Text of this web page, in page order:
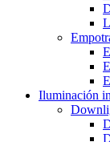
Iluminación